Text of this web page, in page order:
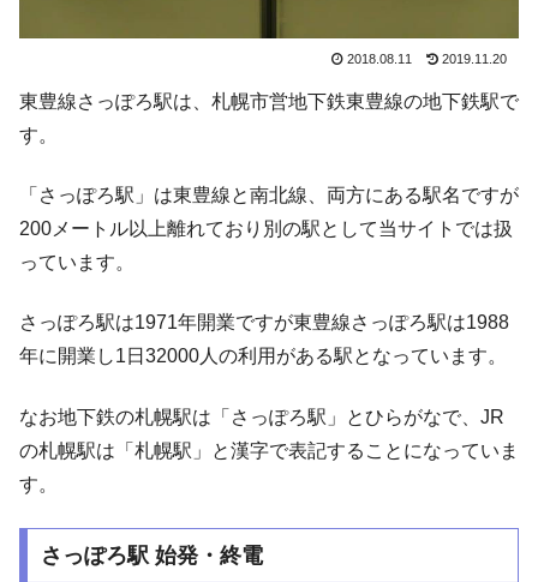
2018.08.11 2019.11.20
東豊線さっぽろ駅は、札幌市営地下鉄東豊線の地下鉄駅で
す。
「さっぽろ駅」は東豊線と南北線、両方にある駅名ですが
200メートル以上離れており別の駅として当サイトでは扱
っています。
さっぽろ駅は1971年開業ですが東豊線さっぽろ駅は1988
年に開業し1日32000人の利用がある駅となっています。
なお地下鉄の札幌駅は「さっぽろ駅」とひらがなで、JR
の札幌駅は「札幌駅」と漢字で表記することになっていま
す。
さっぽろ駅 始発・終電